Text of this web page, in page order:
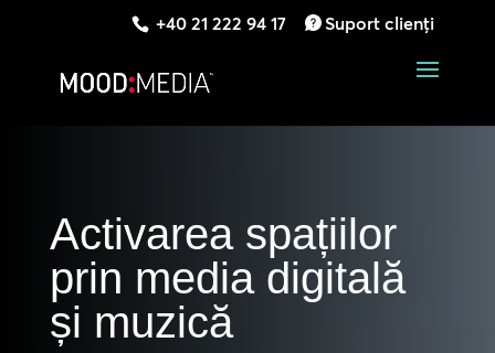
+40 21 222 94 17 Suport clienți
Activarea spațiilor
prin media digitală
și muzică